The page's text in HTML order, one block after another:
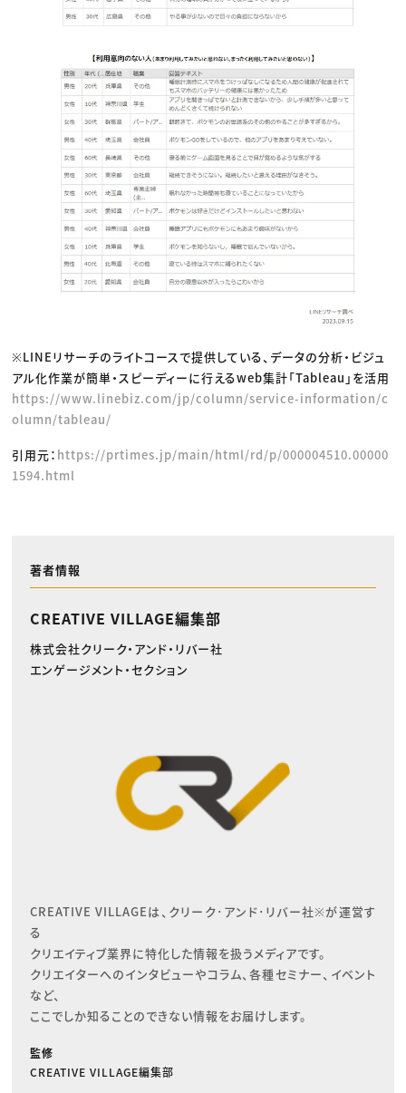
※LINEリサーチのライトコースで提供している、データの分析・ビジュ
アル化作業が簡単・スピーディーに行えるweb集計「Tableau」を活用
https://www.linebiz.com/jp/column/service-information/c
olumn/tableau/
引用元： https://prtimes.jp/main/html/rd/p/000004510.00000
1594.html
著者情報
CREATIVE VILLAGE編集部
株式会社クリーク・アンド・リバー社
エンゲージメント・セクション
CREATIVE VILLAGEは、クリーク･アンド･リバー社※が運営す
る
クリエイティブ業界に特化した情報を扱うメディアです。
クリエイターへのインタビューやコラム、各種セミナー、イベント
など、
ここでしか知ることのできない情報をお届けします。
監修
CREATIVE VILLAGE編集部